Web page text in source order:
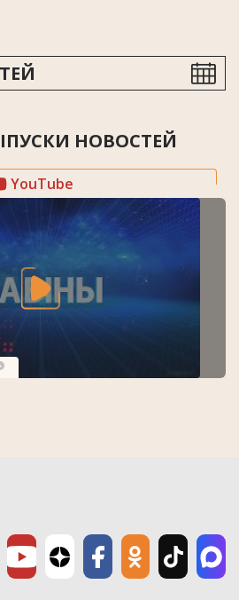
НОВОСТЕЙ
YouTube